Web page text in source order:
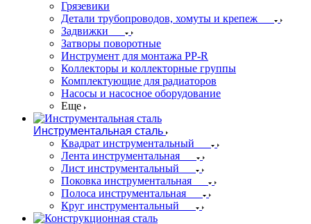
Грязевики
Детали трубопроводов, хомуты и крепеж
Задвижки
Затворы поворотные
Инструмент для монтажа PP-R
Коллекторы и коллекторные группы
Комплектующие для радиаторов
Насосы и насосное оборудование
Еще
Инструментальная сталь
Квадрат инструментальный
Лента инструментальная
Лист инструментальный
Поковка инструментальная
Полоса инструментальная
Круг инструментальный